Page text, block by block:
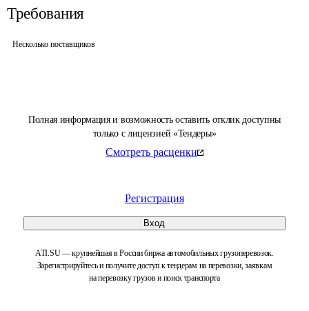
Полная информация и возможность оставить отклик доступны
только с лицензией «Тендеры»
Смотреть расценки
Регистрация
Вход
ATI.SU — крупнейшая в России биржа автомобильных грузоперевозок.
Зарегистрируйтесь и получите доступ к тендерам на перевозки, заявкам
на перевозку грузов и поиск транспорта
Требования
Несколько поставщиков